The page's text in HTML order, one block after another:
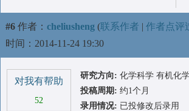
#6 作者： cheliusheng (联系作者 | 作者点评
时间：2014-11-24 19:30
对我有帮助
52
研究方向: 化学科学 有机化
投稿周期: 约1个月
录用情况: 已投修改后录用